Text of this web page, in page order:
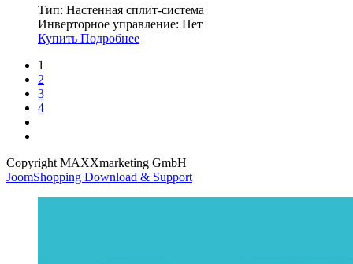
Тип: Настенная сплит-система
Инверторное управление: Нет
Купить Подробнее
1
2
3
4
Copyright MAXXmarketing GmbH
JoomShopping Download & Support